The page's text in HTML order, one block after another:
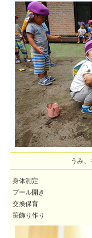
うみ
身体測定
プール開き
交換保育
笹飾り作り